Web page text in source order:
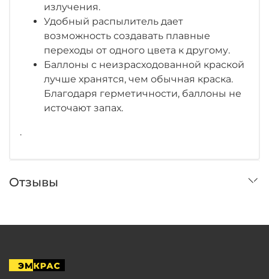
излучения.
Удобный распылитель дает
возможность создавать плавные
переходы от одного цвета к другому.
Баллоны с неизрасходованной краской
лучше хранятся, чем обычная краска.
Благодаря герметичности, баллоны не
источают запах.
.
Отзывы